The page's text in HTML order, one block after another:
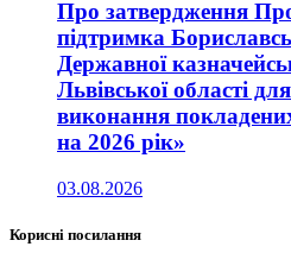
Про затвердження
підтримка
Державної
Львівської області
виконання
на 2026 рік»
03.08.2026
Корисні посилання